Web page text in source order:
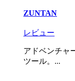
ZUNTAN
レビュー
アドベンチャ
ツール。...